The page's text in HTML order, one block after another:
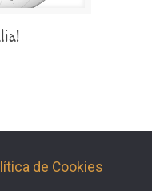
de Cookies